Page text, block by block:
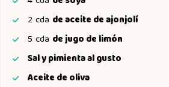
2 cda de aceite de ajonjolí
5 cda de jugo de limón
Sal y pimienta al gusto
Aceite de oliva